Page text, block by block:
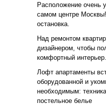
Расположение очень
самом центре
остановка.
Над ремонтом
дизайнером, чтобы
комфортный интерьер.
Лофт апартаменты
оборудованной и
необходимым:
постельное белье